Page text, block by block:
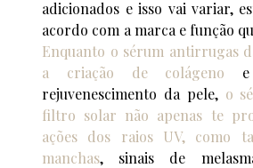
adicionados e isso vai variar,
acordo com a marca e função
Enquanto o sérum antirrugas
a criação de colágeno e
rejuvenescimento da pele, o
filtro solar não apenas te
ações dos raios UV, como
manchas, sinais de